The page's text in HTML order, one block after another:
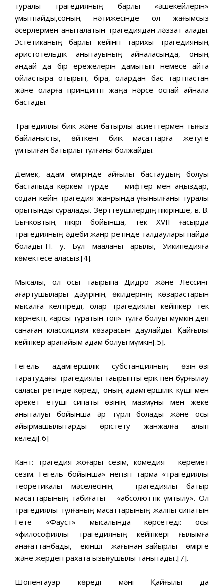
туралы трагедияның барлық «әшекейлерін»
ұмытпайды,соның нәтижесінде ол жағымсыз
әсерлермен анықталатын трагедиядан ләззат алады.
Эстетиканың барлық кейінгі тарихы трагедияның
аристотельдік анықтауының айналасында, оның
қандай да бір ережелерін дамытып немесе қайта
ойластыра отырып, бірақ, олардан бас тартпастан
және оларға принципті жаңа нәрсе қоспай айнала
бастады.
Трагедиялық биік және батырлық қасиеттермен тығыз
байланысты, өйткені биік мақсаттарға жетуге
ұмтылған батырлық тұлғаны болжайды.
Демек, адам өмірінде қайғылы бастаудың болуы
бастапқыда көркем түрде — мифтер мен аңыздар,
содан кейін трагедия жанрында ұғынылғаны туралы
қорытынды сұралады. Зерттеушілердің пікірінше, в. В.
Бычковтың пікірі бойынша, тек ХVII ғасырда
трагедияның әдеби жанр ретінде талдаулары пайда
болады-Н. у. Бұл мақаланы арқылы, Уикипедияға
көмектесе аласыз.[4].
Мысалы, ол осы тақырыпқа Дидро және Лессинг
ағартушылары дәуірінің өкілдерінің көзқарастарын
мысалға келтіреді, олар трагедиялық кейіпкер тек
көрнекті, «қарсы тұратын топ» тұлға болуы мүмкін деп
санаған классицизм көзқарасын даулайды. Қайғылы
кейіпкер қарапайым адам болуы мүмкін[.5].
Гегель адамгершілік субстанцияның өзін-өзі
таратудағы трагедиялық тақырыпты ерік пен бұрғылау
саласы ретінде көреді, оның адамгершілік күші мен
әрекет етуші сипаты өзінің мазмұны мен жеке
анықталуы бойынша әр түрлі болады және осы
айырмашылықтарды өрістету жанжалға алып
келеді[.6]
Кант: трагедия жоғары сезім, комедия – керемет
сезім. Гегель бойынша» негізгі тармақ «трагедиялық
теоретикалық мәселесінің – трагедиялық батыр
мақсаттарының табиғаты – «абсолюттік ұмтылу». Ол
трагедиялық тұлғаның мақсаттарының жалпы сипатын
Гете «Фауст» мысалында көрсетеді: осы
«философиялық трагедияның кейіпкері ғылымға
қанағаттанбады, екінші жағынан-зайырлы өмірге
және жердегі рахатқа қызығушылық танытады..[7].
Шопенгауэр көреді мәні Қайғылы да